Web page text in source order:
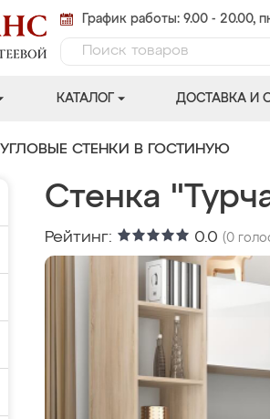
График работы: 9.00 - 20.00,
КАТАЛОГ ДОСТАВКА И
УГЛОВЫЕ СТЕНКИ В ГОСТИНУЮ
Стенка
Рейтинг: 0.0 (0